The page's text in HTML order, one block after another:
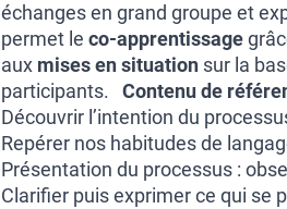
échanges en grand groupe et
permet le co-apprentissage
aux mises en situation sur la
participants. Contenu de
Découvrir l’intention du
Repérer nos habitudes de
Présentation du processus :
Clarifier puis exprimer ce qui se